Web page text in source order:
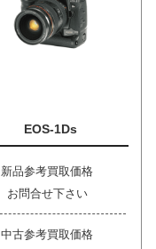
EOS-1Ds
新品参考買取価格
お問合せ下さい
中古参考買取価格